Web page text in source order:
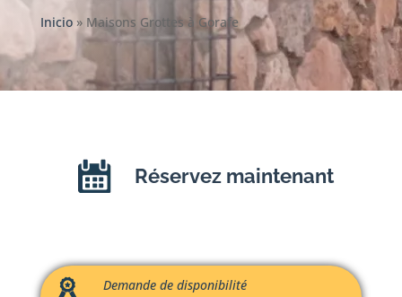
Inicio» Maisons Grottes à Gorafe
Réservez maintenant
Demande de disponibilité